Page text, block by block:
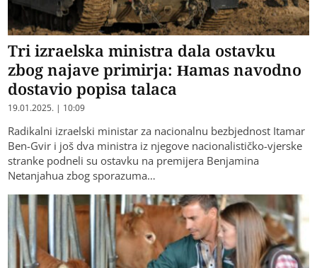
Tri izraelska ministra dala ostavku
zbog najave primirja: Hamas navodno
dostavio popisa talaca
19.01.2025. | 10:09
Radikalni izraelski ministar za nacionalnu bezbjednost Itamar
Ben-Gvir i još dva ministra iz njegove nacionalističko-vjerske
stranke podneli su ostavku na premijera Benjamina
Netanjahua zbog sporazuma…